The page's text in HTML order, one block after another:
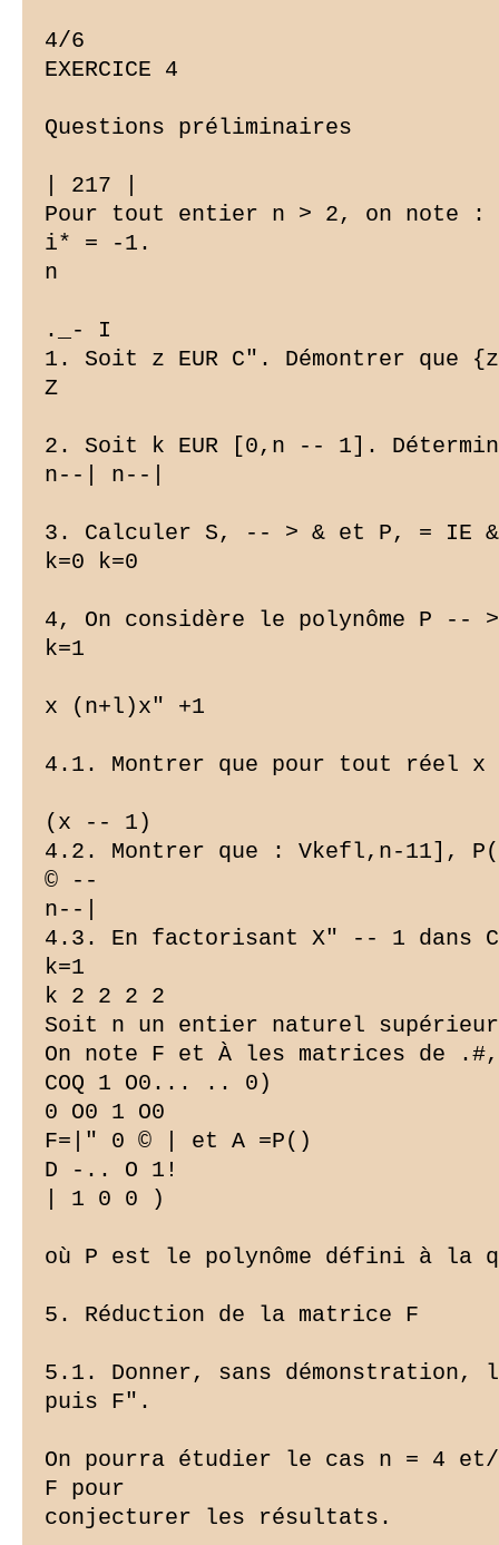
4/6
EXERCICE 4
Questions préliminaires
| 217 |
Pour tout entier n > 2, on note :
i* = -1.
n
._- I
1. Soit z EUR C". Démontrer
Z
2. Soit k EUR [0,n -- 1].
n--| n--|
3. Calculer S, -- > & et P, = IE
k=0 k=0
4, On considère le polynôme P --
k=1
x (n+l)x" +1
4.1. Montrer que pour tout réel
(x -- 1)
4.2. Montrer que : Vkefl,n-11],
© --
n--|
4.3. En factorisant X" -- 1 dans
k=1
k 2 2 2 2
Soit n un entier naturel
On note F et À les matrices de
COQ 1 O0... .. 0)
0 O0 1 O0
F=|" 0 © | et A =P()
D -.. O 1!
| 1 0 0 )
où P est le polynôme défini à la
5. Réduction de la matrice F
5.1. Donner, sans
puis F".
On pourra étudier le cas n = 4 et/
F pour
conjecturer les résultats.